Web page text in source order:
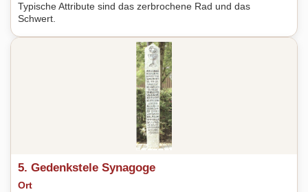
Typische Attribute sind das zerbrochene Rad und das
Schwert.
5. Gedenkstele Synagoge
Ort